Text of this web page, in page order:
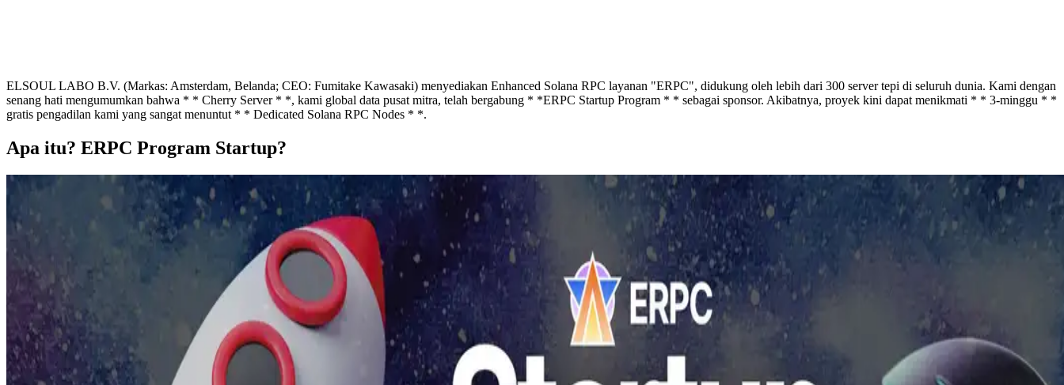
ELSOUL LABO B.V. (Markas: Amsterdam, Belanda; CEO: Fumitake Kawasaki) menyediakan Enhanced Solana RPC layanan "ERPC", didukung oleh lebih dari 300 server tepi di seluruh dunia. Kami dengan
senang hati mengumumkan bahwa * * Cherry Server * *, kami global data pusat mitra, telah bergabung * *ERPC Startup Program * * sebagai sponsor. Akibatnya, proyek kini dapat menikmati * * 3-minggu * *
gratis pengadilan kami yang sangat menuntut * * Dedicated Solana RPC Nodes * *.
Apa itu? ERPC Program Startup?